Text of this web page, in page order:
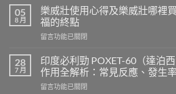
品
印
度
超
希
愛
力
混
05
8 月
樂威壯使用心得及樂威壯哪裡
福的終點
在
威
壯
使
用
留言功能已關閉
28
7 月
印度必利勁 POXET-60（達泊
作用全解析：常見反應、發生
在
留言功能已關閉